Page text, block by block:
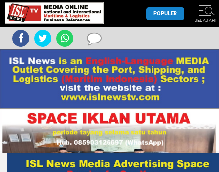
POPULER
JELAJAHI